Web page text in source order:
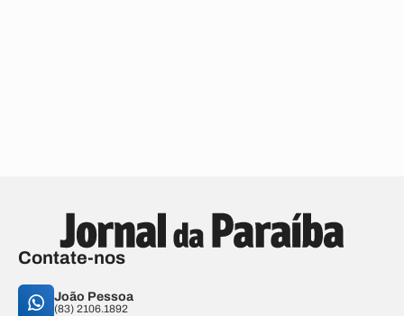
Contate-nos
João Pessoa
(83) 2106.1892